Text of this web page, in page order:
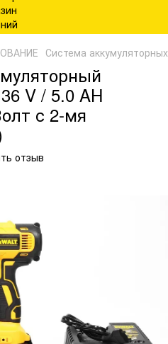
Система
V / 5.0 AH
с 2-мя
отзыв